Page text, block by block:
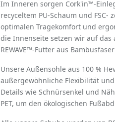
Im Inneren sorgen Cork'in™-
recyceltem PU-Schaum und FSC-
optimalen Tragekomfort und
die Innenseite setzen wir auf das
REWAVE™-Futter aus
Unsere Außensohle aus 100 %
außergewöhnliche Flexibilität
Details wie Schnürsenkel und
PET, um den ökologischen